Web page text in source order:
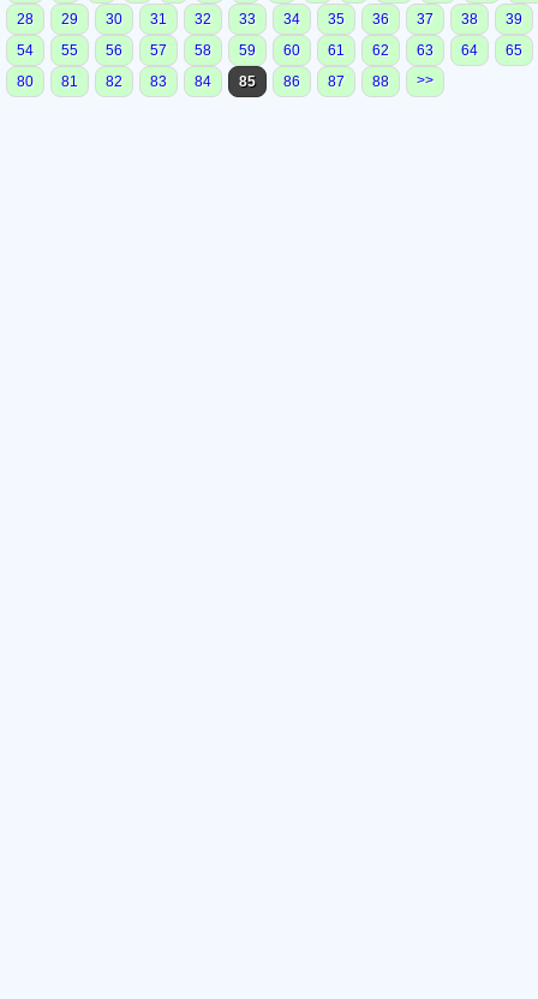
28
29 30 31 32 33 34 35 36 37 38
39
54
55 56 57 58 59 60 61 62 63 64
65
80
81 82 83 84 85 86 87 88 >>